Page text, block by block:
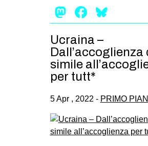
Mastodon
Ucraina –
Dall’accoglienza
simile
per tutt*
5 Apr , 2022 - PRIMO